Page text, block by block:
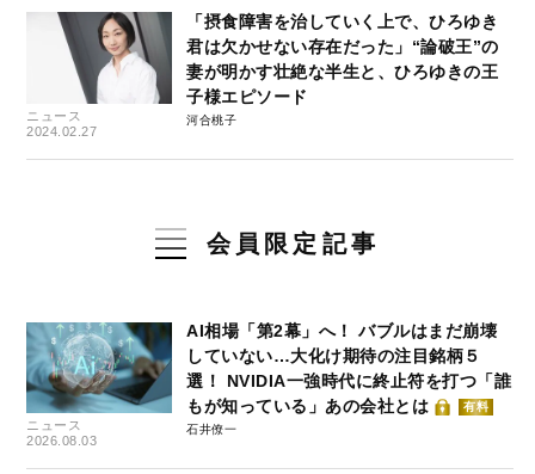
ニュース
2024.02.27
「摂食障害を治していく上で、ひろゆき
君は欠かせない存在だった」“論破王”の
妻が明かす壮絶な半生と、ひろゆきの王
子様エピソード
河合桃子
会員限定記事
ニュース
2026.08.03
AI相場「第2幕」へ！ バブルはまだ崩壊
していない…大化け期待の注目銘柄５
選！ NVIDIA一強時代に終止符を打つ「誰
もが知っている」あの会社とは
有料
石井僚一